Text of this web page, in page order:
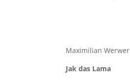
Maximilian Werwer
Jak das Lama